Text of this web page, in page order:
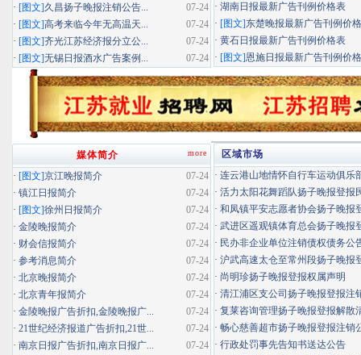
· 湖南日报最新广告刊例价格表
· [图文]东楚晚报最新广告刊例价
· 黄石日报最新广告刊例价格表
· [图文]恩施日报最新广告刊例价
07-24
· [图文]久昌扬子晚报注销公告...
07-24
· [图文]高考来临今年无高温天...
07-24
· [图文]齐光江苏经济报分立公...
07-24
· [图文]无锡日报酒水广告案例...
区域市场
· 连云港山地情怀自行车运动俱乐
· 活力太阳花舞蹈队扬子晚报登报
· 和凤镇平安志愿者协会扬子晚报
· 武进区遥观镇体育总会扬子晚报
· 民办非企业单位注销债权债务公
· 沪武高速太仓至常州段扬子晚报
· 尚明珍扬子晚报登报权属声明
· 清江浦区支公司扬子晚报登报注
· 复莱咨询管理扬子晚报登报解散
· 畅心慈善超市扬子晚报登报注销
· 行政处罚事先告知书送达公告
more
媒体简介
07-24
· [图文]京江晚报简介
07-24
· 镇江日报简介
07-24
· [图文]徐州日报简介
07-24
· 金陵晚报简介
07-24
· 财会信报简介
07-24
· 参考消息简介
07-24
· 北京晚报简介
07-24
· 北京青年报简介
07-24
· 金陵晚报广告折扣,金陵晚报广...
07-24
· 21世纪经济报道广告折扣,21世...
07-24
· 南京日报广告折扣,南京日报广...